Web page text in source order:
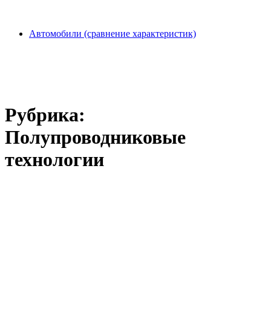
Автомобили (сравнение характеристик)
Рубрика:
Полупроводниковые
технологии